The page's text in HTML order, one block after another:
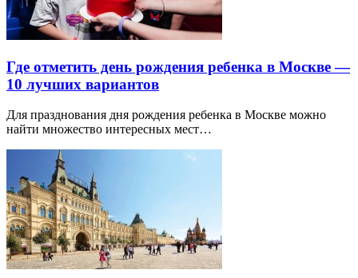
Где отметить день рождения ребенка в Москве —
10 лучших вариантов
Для празднования дня рождения ребенка в Москве можно
найти множество интересных мест…